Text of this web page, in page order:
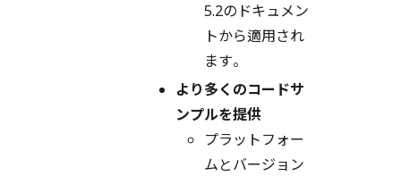
5.2のドキュメン
トから適用され
ます。
より多くのコードサ
ンプルを提供
プラットフォー
ムとバージョン